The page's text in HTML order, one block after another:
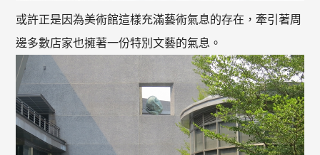
或許正是因為美術館這樣充滿藝術氣息的存在，牽引著周
邊多數店家也擁著一份特別文藝的氣息。